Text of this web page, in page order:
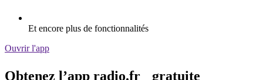
Et encore plus de fonctionnalités
Ouvrir l'app
Obtenez l’app radio.fr gratuite